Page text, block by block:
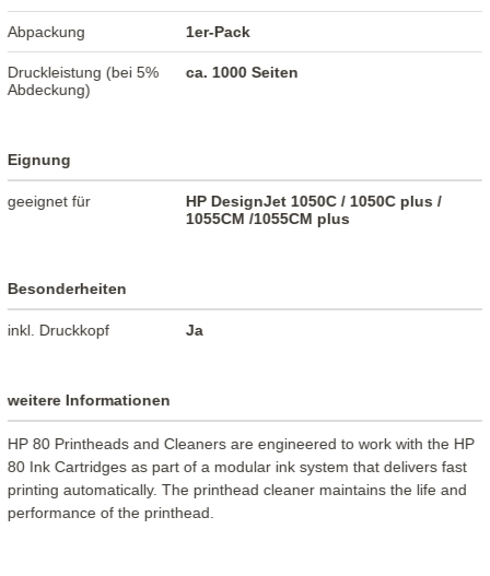
Abpackung 1er-Pack
Druckleistung (bei 5%
Abdeckung)
ca. 1000 Seiten
Eignung
geeignet für
HP DesignJet 1050C / 1050C plus /
1055CM /1055CM plus
Besonderheiten
inkl. Druckkopf Ja
weitere Informationen
HP 80 Printheads and Cleaners are engineered to work with the HP
80 Ink Cartridges as part of a modular ink system that delivers fast
printing automatically. The printhead cleaner maintains the life and
performance of the printhead.